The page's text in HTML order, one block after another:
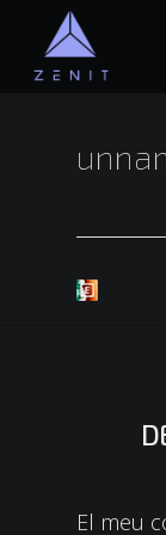
contingut
principal
El meu